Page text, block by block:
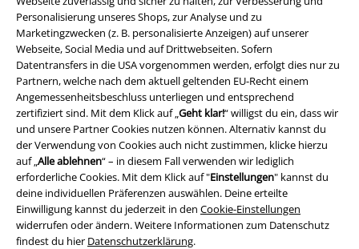
Personalisierung unseres Shops, zur Analyse und zu
Marketingzwecken (z. B. personalisierte Anzeigen) auf unserer
Webseite, Social Media und auf Drittwebseiten. Sofern
Datentransfers in die USA vorgenommen werden, erfolgt dies nur zu
Partnern, welche nach dem aktuell geltenden EU-Recht einem
Angemessenheitsbeschluss unterliegen und entsprechend
zertifiziert sind. Mit dem Klick auf „Geht klar!“ willigst du ein, dass wir
und unsere Partner Cookies nutzen können. Alternativ kannst du
der Verwendung von Cookies auch nicht zustimmen, klicke hierzu
auf „Alle ablehnen“ – in diesem Fall verwenden wir lediglich
erforderliche Cookies. Mit dem Klick auf "Einstellungen" kannst du
deine individuellen Präferenzen auswählen. Deine erteilte
Einwilligung kannst du jederzeit in den Cookie-Einstellungen
widerrufen oder ändern. Weitere Informationen zum Datenschutz
findest du hier Datenschutzerklärung.
A Warner Music Group Company